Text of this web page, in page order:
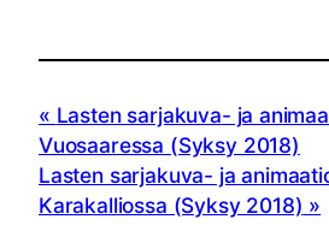
Lasten sarjakuva- ja
Vuosaaressa (Syksy 2018)
Lasten sarjakuva- ja
Karakalliossa (Syksy 2018)